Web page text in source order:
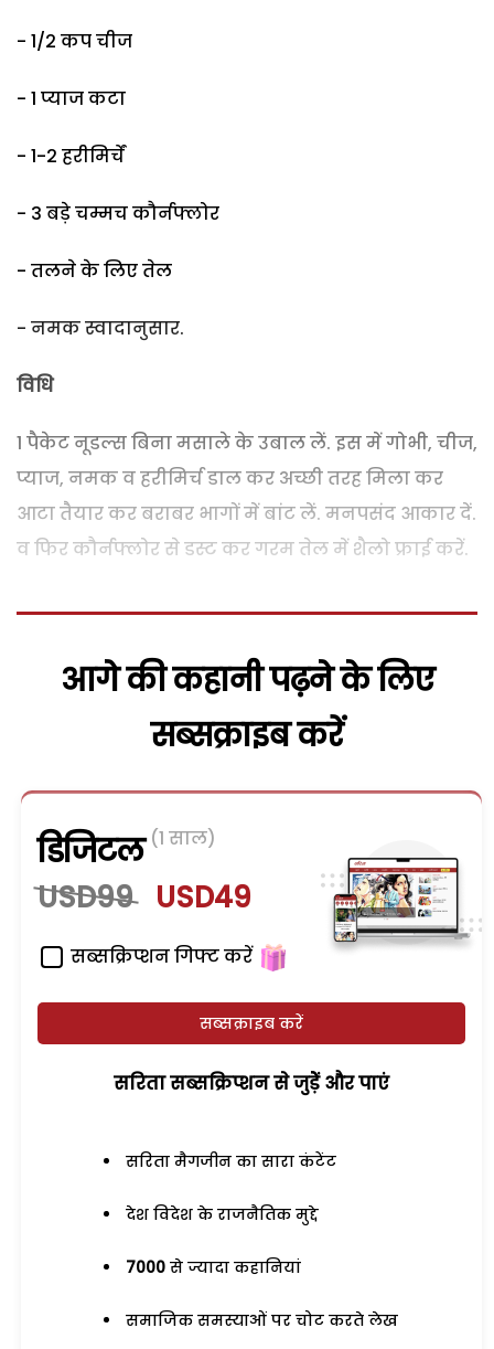
- 1/2 कप चीज
- 1 प्याज कटा
- 1-2 हरीमिर्चें
- 3 बड़े चम्मच कौर्नफ्लोर
- तलने के लिए तेल
- नमक स्वादानुसार.
विधि
1 पैकेट नूडल्स बिना मसाले के उबाल लें. इस में गोभी, चीज,
प्याज, नमक व हरीमिर्च डाल कर अच्छी तरह मिला कर
आटा तैयार कर बराबर भागों में बांट लें. मनपसंद आकार दें.
व फिर कौर्नफ्लोर से डस्ट कर गरम तेल में शैलो फ्राई करें.
आगे की कहानी पढ़ने के लिए
सब्सक्राइब करें
डिजिटल (1 साल)
USD99 USD49
सब्सक्रिप्शन गिफ्ट करें
सब्सक्राइब करें
सरिता सब्सक्रिप्शन से जुड़ेें और पाएं
सरिता मैगजीन का सारा कंटेंट
देश विदेश के राजनैतिक मुद्दे
7000 से ज्यादा कहानियां
समाजिक समस्याओं पर चोट करते लेख